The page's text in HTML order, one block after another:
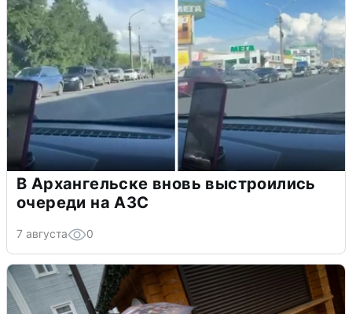
В Архангельске вновь выстроились
очереди на АЗС
7 августа 0